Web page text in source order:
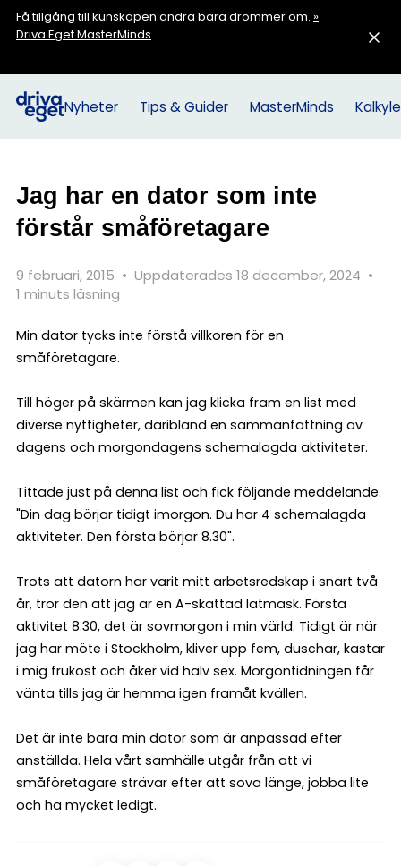
Få tillgång till kunskapen andra bara drömmer om. »
Driva Eget MasterMinds
Nyheter Tips & Guider MasterMinds
Jag har en dator som inte
förstår småföretagare
9 februari, 2015 • Uppdaterades 18 december, 2024 •
1 minuts läsning
Min dator tycks inte förstå villkoren för en
småföretagare.
Till höger på skärmen kan jag klicka fram en list med
diverse nyttigheter, däribland en sammanfattning av
dagens och morgondagens schemalagda aktiviteter.
Tittade just på denna list och fick följande meddelande.
"Din dag börjar tidigt imorgon. Du har 4 schemalagda
aktiviteter. Den första börjar 8.30".
Trots att datorn har varit mitt arbetsredskap i snart två
år, tror den att jag är en A-skattad latmask. Första
aktivitet 8.30, det är sovmorgon i min värld. Tidigt är när
jag har möte i Stockholm, kliver upp fem, duschar, kastar
i mig frukost och åker vid halv sex. Morgontidningen får
vänta tills jag är hemma igen framåt kvällen.
Det är inte bara min dator som är anpassad efter
anställda. Hela vårt samhälle utgår från att vi
småföretagare strävar efter att sova länge, jobba lite
och ha mycket ledigt.